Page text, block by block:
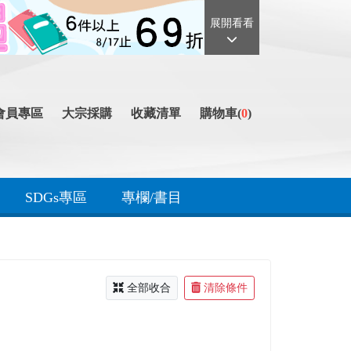
展開看看
員專區 大宗採購 收藏清單 購物車(0)
SDGs專區 專欄/書目
全部收合 清除條件